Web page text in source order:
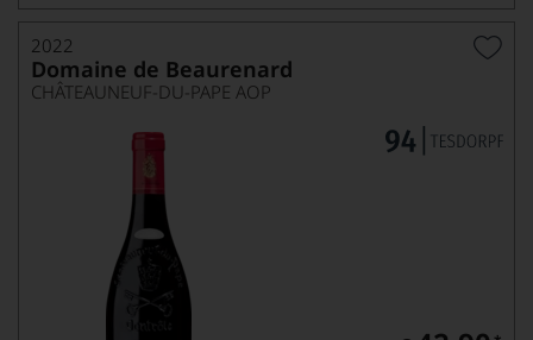
2022
Domaine de Beaurenard
CHÂTEAUNEUF-DU-PAPE AOP